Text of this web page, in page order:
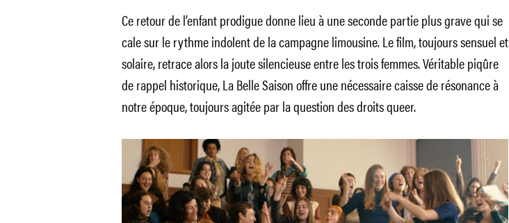
Ce retour de l’enfant prodigue donne lieu à une seconde partie plus grave qui se
cale sur le rythme indolent de la campagne limousine. Le film, toujours sensuel et
solaire, retrace alors la joute silencieuse entre les trois femmes. Véritable piqûre
de rappel historique, La Belle Saison offre une nécessaire caisse de résonance à
notre époque, toujours agitée par la question des droits queer.